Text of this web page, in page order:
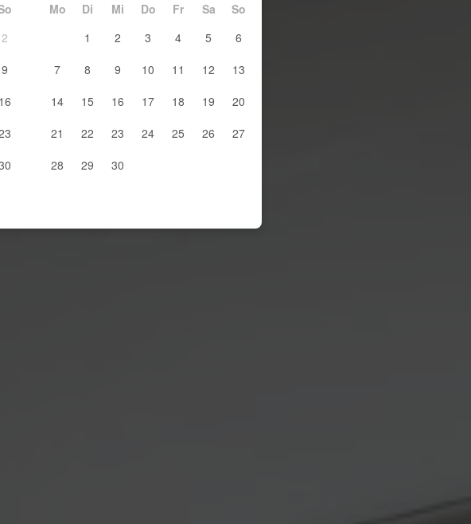
2
9
16
Mo Di Mi Do Fr Sa
So
1
2 3 4 5
6
7
8 9 10 11 12
13
14
15 16 17 18 19
20
21
22 23 24 25 26
27
28
29 30